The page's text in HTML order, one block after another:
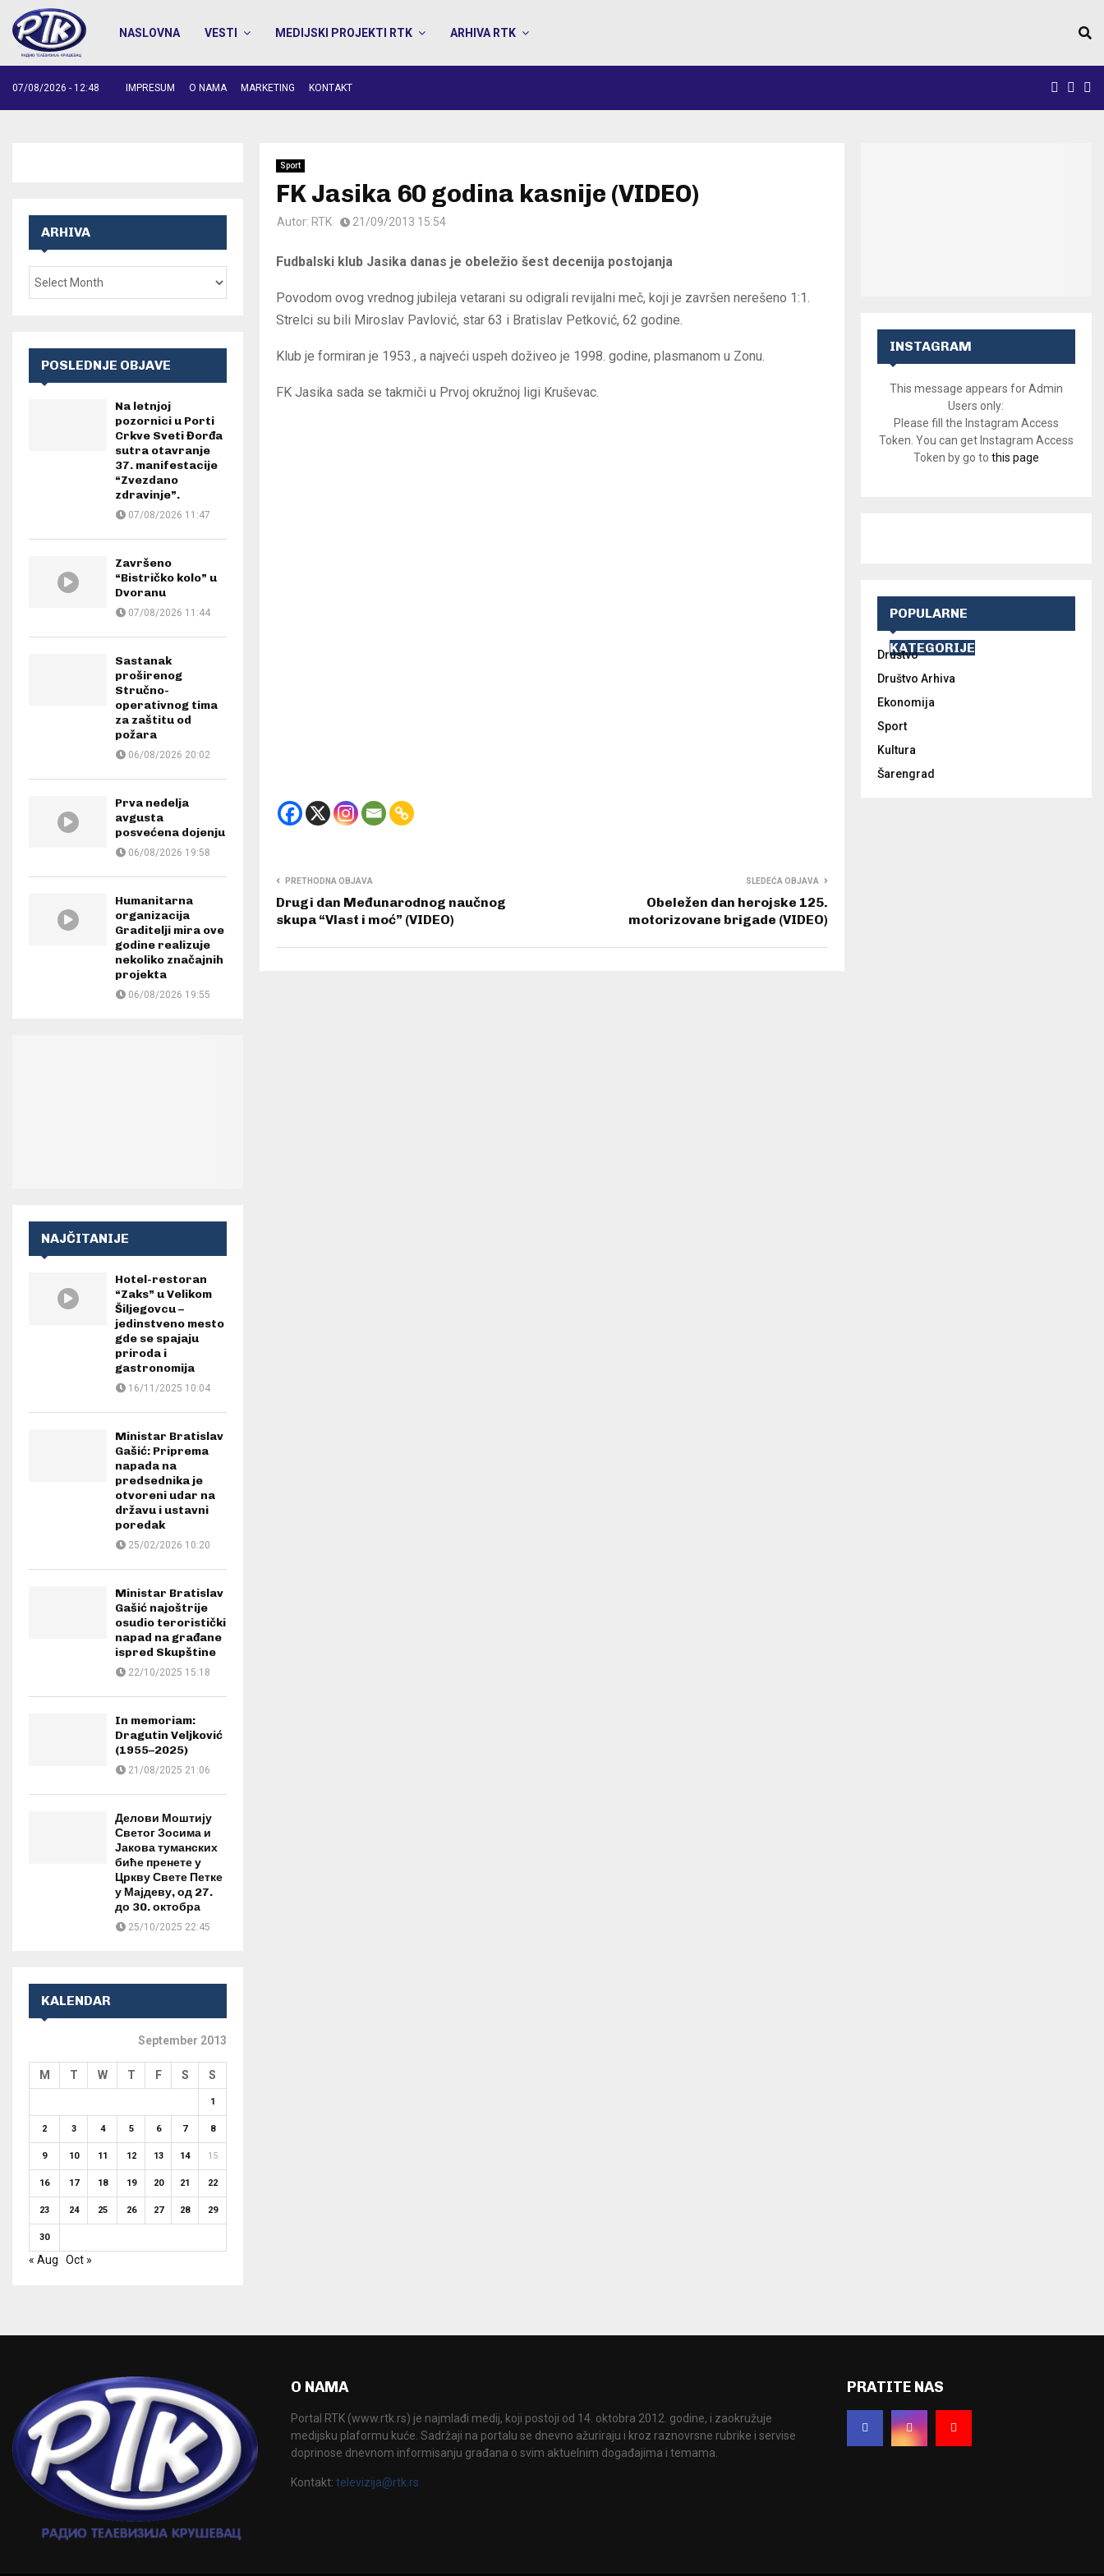
NASLOVNA VESTI MEDIJSKI PROJEKTI RTK ARHIVA RTK
07/08/2026 - 12:48 IMPRESUM O NAMA MARKETING KONTAKT
Sport
FK Jasika 60 godina kasnije (VIDEO)
Autor: RTK 21/09/2013 15:54
Fudbalski klub Jasika danas je obeležio šest decenija postojanja
Povodom ovog vrednog jubileja vetarani su odigrali revijalni meč, koji je završen nerešeno 1:1.
Strelci su bili Miroslav Pavlović, star 63 i Bratislav Petković, 62 godine.
Klub je formiran je 1953., a najveći uspeh doživeo je 1998. godine, plasmanom u Zonu.
FK Jasika sada se takmiči u Prvoj okružnoj ligi Kruševac.
PRETHODNA OBJAVA
Drugi dan Međunarodnog naučnog
skupa “Vlast i moć” (VIDEO)
SLEDEĆA OBJAVA
Obeležen dan herojske 125.
motorizovane brigade (VIDEO)
ARHIVA
POSLEDNJE OBJAVE
Na letnjoj
pozornici u Porti
Crkve Sveti Đorđa
sutra otavranje
37. manifestacije
“Zvezdano
zdravinje”.
07/08/2026 11:47
Završeno
“Bistričko kolo” u
Dvoranu
07/08/2026 11:44
Sastanak
proširenog
Stručno-
operativnog tima
za zaštitu od
požara
06/08/2026 20:02
Prva nedelja
avgusta
posvećena dojenju
06/08/2026 19:58
Humanitarna
organizacija
Graditelji mira ove
godine realizuje
nekoliko značajnih
projekta
06/08/2026 19:55
NAJČITANIJE
Hotel-restoran
“Zaks” u Velikom
Šiljegovcu –
jedinstveno mesto
gde se spajaju
priroda i
gastronomija
16/11/2025 10:04
Ministar Bratislav
Gašić: Priprema
napada na
predsednika je
otvoreni udar na
državu i ustavni
poredak
25/02/2026 10:20
Ministar Bratislav
Gašić najoštrije
osudio teroristički
napad na građane
ispred Skupštine
22/10/2025 15:18
In memoriam:
Dragutin Veljković
(1955–2025)
21/08/2025 21:06
Делови Моштију
Светог Зосима и
Јакова туманских
биће пренете у
Цркву Свете Петке
у Мајдеву, од 27.
до 30. октобра
25/10/2025 22:45
KALENDAR
September 2013
M T W T F S S
1
2 3 4 5 6 7 8
9 10 11 12 13 14 15
16 17 18 19 20 21 22
23 24 25 26 27 28 29
30
« Aug Oct »
INSTAGRAM
This message appears for Admin
Users only:
Please fill the Instagram Access
Token. You can get Instagram Access
Token by go to this page
POPULARNE
KATEGORIJE
Društvo
Društvo Arhiva
Ekonomija
Sport
Kultura
Šarengrad
O NAMA
Portal RTK (www.rtk.rs) je najmlađi medij, koji postoji od 14. oktobra 2012. godine, i zaokružuje
medijsku plaformu kuće. Sadržaji na portalu se dnevno ažuriraju i kroz raznovrsne rubrike i servise
doprinose dnevnom informisanju građana o svim aktuelnim događajima i temama.
Kontakt: televizija@rtk.rs
PRATITE NAS